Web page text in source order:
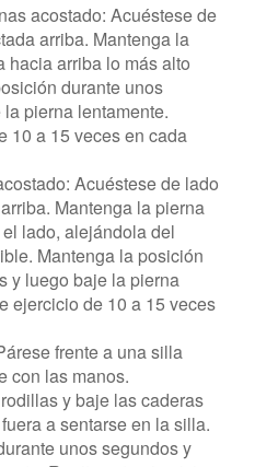
acostado: Acuéstese de
arriba. Mantenga la
hacia arriba lo más alto
durante unos
pierna lentamente.
10 a 15 veces en cada
Acuéstese de lado
Mantenga la pierna
lado, alejándola del
Mantenga la posición
y luego baje la pierna
ejercicio de 10 a 15 veces
frente a una silla
con las manos.
y baje las caderas
a sentarse en la silla.
unos segundos y